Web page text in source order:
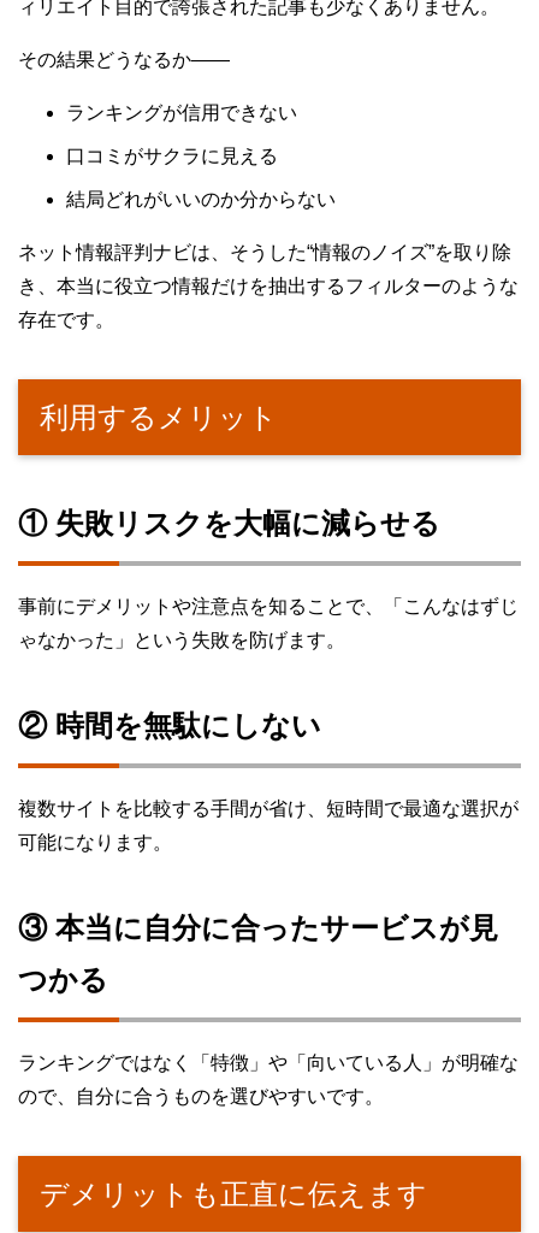
ィリエイト目的で誇張された記事も少なくありません。
その結果どうなるか――
ランキングが信用できない
口コミがサクラに見える
結局どれがいいのか分からない
ネット情報評判ナビは、そうした“情報のノイズ”を取り除
き、本当に役立つ情報だけを抽出するフィルターのような
存在です。
利用するメリット
① 失敗リスクを大幅に減らせる
事前にデメリットや注意点を知ることで、「こんなはずじ
ゃなかった」という失敗を防げます。
② 時間を無駄にしない
複数サイトを比較する手間が省け、短時間で最適な選択が
可能になります。
③ 本当に自分に合ったサービスが見
つかる
ランキングではなく「特徴」や「向いている人」が明確な
ので、自分に合うものを選びやすいです。
デメリットも正直に伝えます